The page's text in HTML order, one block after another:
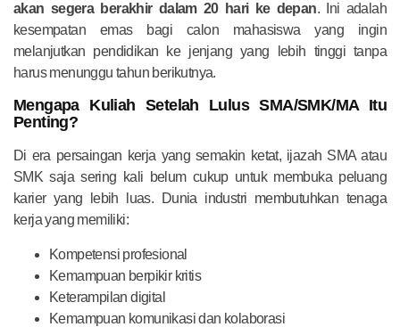
akan segera berakhir dalam 20 hari ke depan. Ini adalah
kesempatan emas bagi calon mahasiswa yang ingin
melanjutkan pendidikan ke jenjang yang lebih tinggi tanpa
harus menunggu tahun berikutnya.
Mengapa Kuliah Setelah Lulus SMA/SMK/MA Itu
Penting?
Di era persaingan kerja yang semakin ketat, ijazah SMA atau
SMK saja sering kali belum cukup untuk membuka peluang
karier yang lebih luas. Dunia industri membutuhkan tenaga
kerja yang memiliki:
Kompetensi profesional
Kemampuan berpikir kritis
Keterampilan digital
Kemampuan komunikasi dan kolaborasi